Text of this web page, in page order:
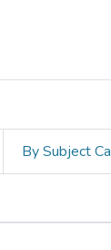
By Subject